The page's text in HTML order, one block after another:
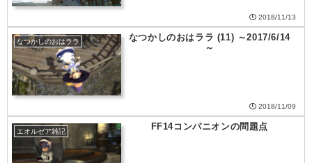
2018/11/13
なつかしのおはララ
なつかしのおはララ (11) ～2017/6/14
～
2018/11/09
エオルゼア雑記 FF14コンパニオンの問題点